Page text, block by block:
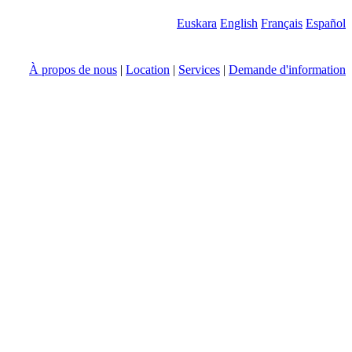
Euskara English Français Español
À propos de nous | Location | Services | Demande d'information